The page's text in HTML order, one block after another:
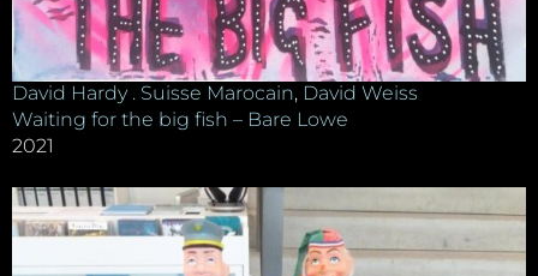
David Hardy . Suisse Marocain, David Weiss
Waiting for the big fish – Bare Lowe
2021